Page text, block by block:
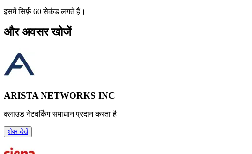
इसमें सिर्फ़ 60 सेकंड लगते हैं।
और अवसर खोजें
ARISTA NETWORKS INC
क्लाउड नेटवर्किंग समाधान प्रदान करता है
शेयर देखें